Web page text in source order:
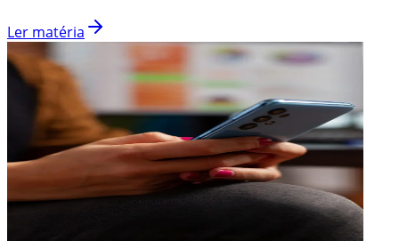
Ler matéria